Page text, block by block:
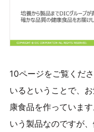
10ページをご覧くだ
いるということで、
康食品を作っていま
いう製品なのですが